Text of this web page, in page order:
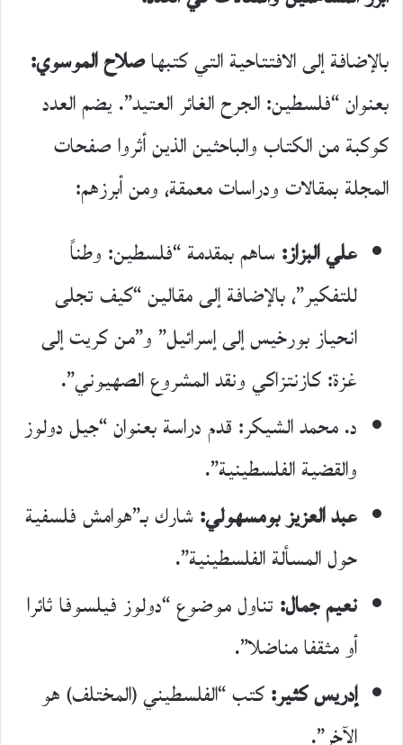
بالإضافة إلى الافتتاحية التي كتبهاصلاح الموسوي:
بعنوان “فلسطين: الجرح الغائر العتيد”. يضم العدد
كوكبة من الكتاب والباحثين الذين أثروا صفحات
المجلة بمقالات ودراسات معمقة، ومن أبرزهم:
علي البزاز:ساهم بمقدمة “فلسطين: وطناً
للتفكير”، بالإضافة إلى مقالين “كيف تجلى
انحياز بورخيس إلى إسرائيل” و”من كريت إلى
غزة: كازنتزاكي ونقد المشروع الصهيوني”.
د. محمد الشيكر: قدم دراسة بعنوان “جيل دولوز
والقضية الفلسطينية”.
عبد العزيز بومسهولي:شارك بـ”هوامش فلسفية
حول المسألة الفلسطينية”.
نعيم جمال:تناول موضوع “دولوز فيلسوفا ثائرا
أو مثقفا مناضلا”.
إدريس كثير:كتب “الفلسطيني (المختلف) هو